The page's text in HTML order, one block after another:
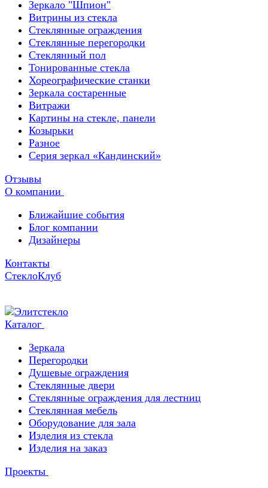
Зеркало "Шпион"
Витрины из стекла
Стеклянные ограждения
Стеклянные перегородки
Стеклянный пол
Тонированные стекла
Хореографические станки
Зеркала состаренные
Витражи
Картины на стекле, панели
Козырьки
Разное
Серия зеркал «Кандинский»
Отзывы
О компании
Ближайшие события
Блог компании
Дизайнеры
Контакты
СтеклоКлуб
Каталог
Зеркала
Перегородки
Душевые ограждения
Стеклянные двери
Стеклянные ограждения для лестниц
Стеклянная мебель
Оборудование для зала
Изделия из стекла
Изделия на заказ
Проекты